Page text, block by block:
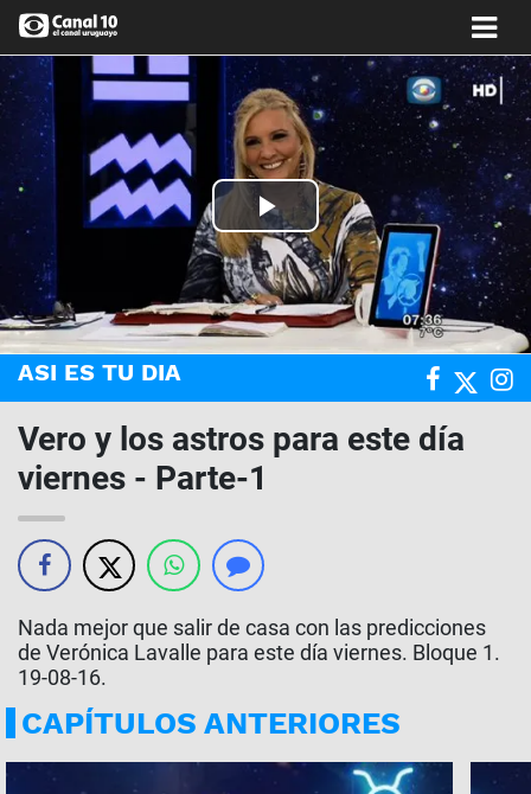
Play
Video
ASI ES TU DIA
Vero y los astros para este día
viernes - Parte-1
Nada mejor que salir de casa con las predicciones
de Verónica Lavalle para este día viernes. Bloque 1.
19-08-16.
CAPÍTULOS ANTERIORES